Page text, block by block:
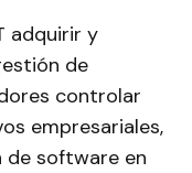
adquirir y
de
controlar
empresariales,
de software en